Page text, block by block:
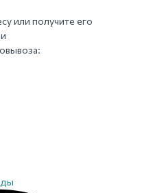
или получите его